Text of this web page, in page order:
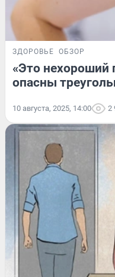
ЗДОРОВЬЕ ОБЗОР
«Это нехороший
опасны
10 августа, 2025, 14:00 2